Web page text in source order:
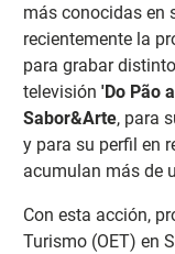
más conocidas en
recientemente la
para grabar
televisión 'Do Pão
Sabor&Arte, para
y para su perfil en
acumulan más de
Con esta acción,
Turismo (OET) en